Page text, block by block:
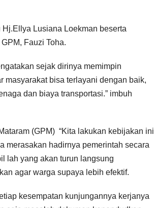
Lusiana Loekman beserta
Fauzi Toha.
sejak dirinya memimpin
masyarakat bisa terlayani dengan baik,
dan biaya transportasi.” imbuh
(GPM) “Kita lakukan kebijakan ini
merasakan hadirnya pemerintah secara
lah yang akan turun langsung
agar warga supaya lebih efektif.
kesempatan kunjungannya kerjanya